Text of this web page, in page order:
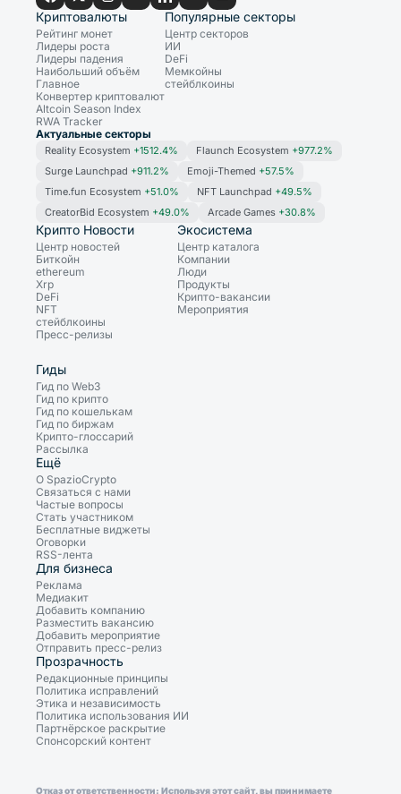
Криптовалюты
Рейтинг монет
Лидеры роста
Лидеры падения
Наибольший объём
Главное
Конвертер криптовалют
Altcoin Season Index
RWA Tracker
Популярные секторы
Центр секторов
ИИ
DeFi
Мемкойны
стейблкоины
Актуальные секторы
Reality Ecosystem +1512.4% Flaunch Ecosystem +977.2%
Surge Launchpad +911.2% Emoji-Themed +57.5%
Time.fun Ecosystem +51.0% NFT Launchpad +49.5%
CreatorBid Ecosystem +49.0% Arcade Games +30.8%
Крипто Новости
Центр новостей
Биткойн
ethereum
Xrp
DeFi
NFT
стейблкоины
Пресс-релизы
Экосистема
Центр каталога
Компании
Люди
Продукты
Крипто-вакансии
Мероприятия
Гиды
Гид по Web3
Гид по крипто
Гид по кошелькам
Гид по биржам
Крипто-глоссарий
Рассылка
Ещё
О SpazioCrypto
Связаться с нами
Частые вопросы
Стать участником
Бесплатные виджеты
Оговорки
RSS-лента
Для бизнеса
Реклама
Медиакит
Добавить компанию
Разместить вакансию
Добавить мероприятие
Отправить пресс-релиз
Прозрачность
Редакционные принципы
Политика исправлений
Этика и независимость
Политика использования ИИ
Партнёрское раскрытие
Спонсорский контент
Отказ от ответственности: Используя этот сайт, вы принимаете